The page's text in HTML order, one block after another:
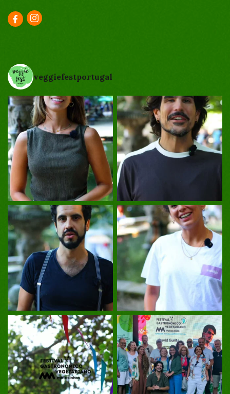
veggiefestportugal